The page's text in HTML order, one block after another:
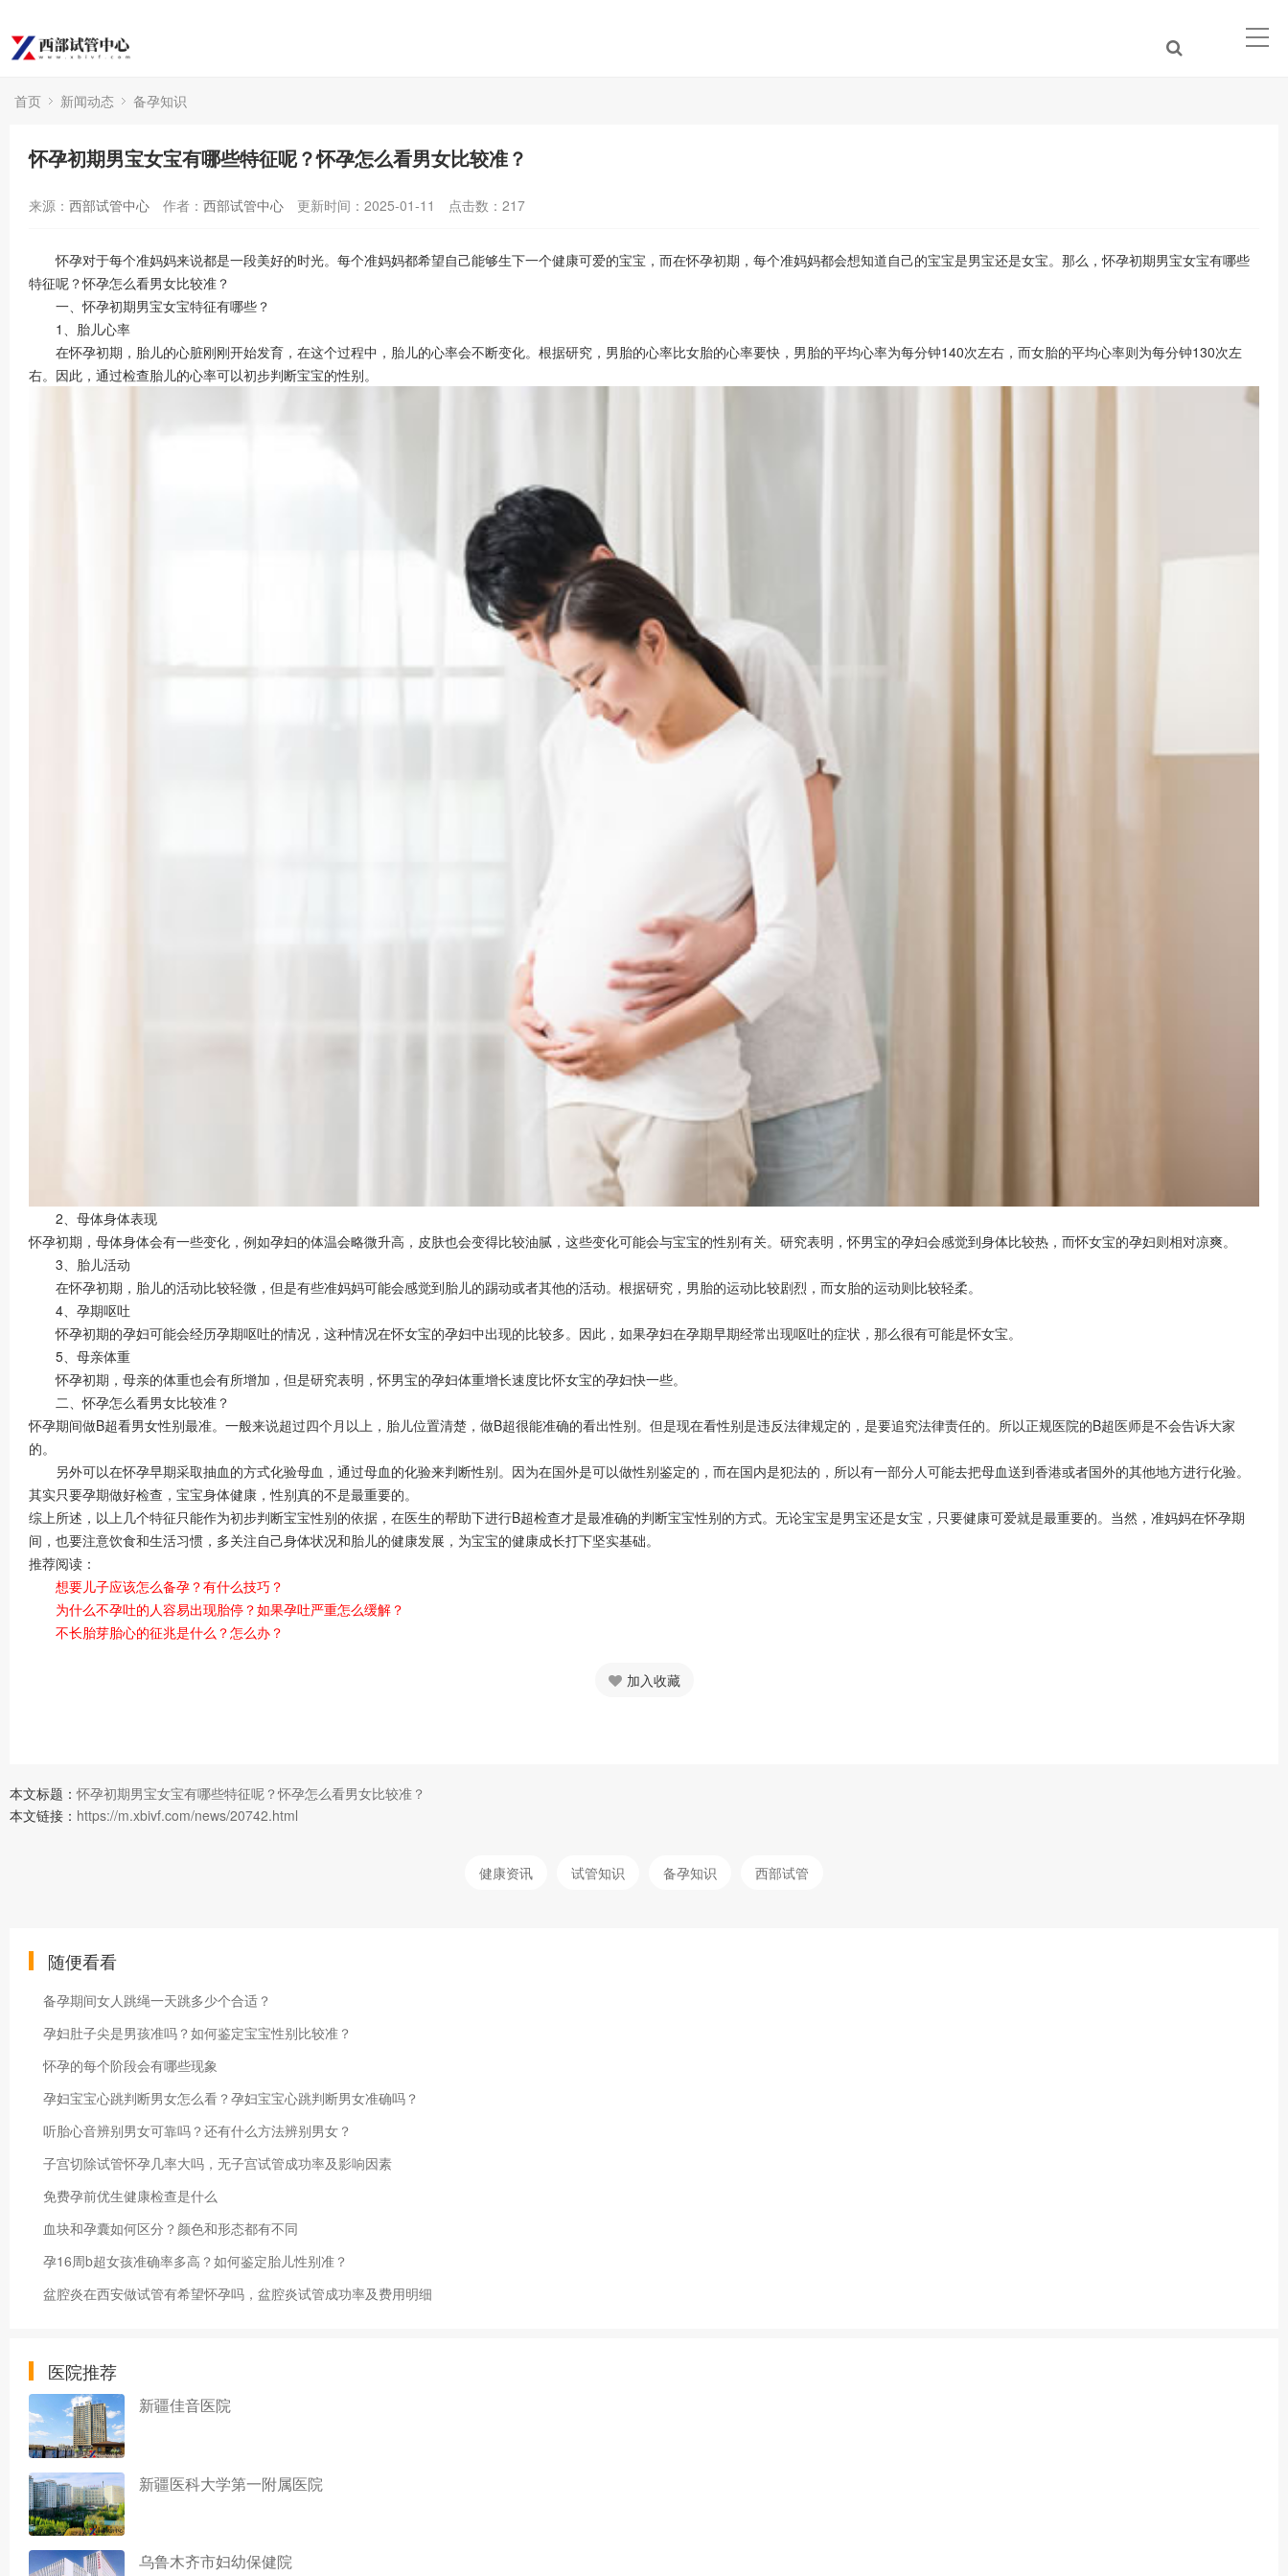
首页 新闻动态 备孕知识
怀孕初期男宝女宝有哪些特征呢？怀孕怎么看男女比较准？
来源： 西部试管中心 作者： 西部试管中心 更新时间：2025-01-11 点击数： 217
怀孕对于每个准妈妈来说都是一段美好的时光。每个准妈妈都希望自己能够生下一个健康可爱的宝宝，而在怀孕初期，每个准妈妈都会想知道自己的宝宝是男宝还是女宝。那么，怀孕初期男宝女宝有哪些
特征呢？怀孕怎么看男女比较准？
一、怀孕初期男宝女宝特征有哪些？
1、胎儿心率
在怀孕初期，胎儿的心脏刚刚开始发育，在这个过程中，胎儿的心率会不断变化。根据研究，男胎的心率比女胎的心率要快，男胎的平均心率为每分钟140次左右，而女胎的平均心率则为每分钟130次左
右。因此，通过检查胎儿的心率可以初步判断宝宝的性别。
2、母体身体表现
怀孕初期，母体身体会有一些变化，例如孕妇的体温会略微升高，皮肤也会变得比较油腻，这些变化可能会与宝宝的性别有关。研究表明，怀男宝的孕妇会感觉到身体比较热，而怀女宝的孕妇则相对凉爽。
3、胎儿活动
在怀孕初期，胎儿的活动比较轻微，但是有些准妈妈可能会感觉到胎儿的踢动或者其他的活动。根据研究，男胎的运动比较剧烈，而女胎的运动则比较轻柔。
4、孕期呕吐
怀孕初期的孕妇可能会经历孕期呕吐的情况，这种情况在怀女宝的孕妇中出现的比较多。因此，如果孕妇在孕期早期经常出现呕吐的症状，那么很有可能是怀女宝。
5、母亲体重
怀孕初期，母亲的体重也会有所增加，但是研究表明，怀男宝的孕妇体重增长速度比怀女宝的孕妇快一些。
二、怀孕怎么看男女比较准？
怀孕期间做B超看男女性别最准。一般来说超过四个月以上，胎儿位置清楚，做B超很能准确的看出性别。但是现在看性别是违反法律规定的，是要追究法律责任的。所以正规医院的B超医师是不会告诉大家
的。
另外可以在怀孕早期采取抽血的方式化验母血，通过母血的化验来判断性别。因为在国外是可以做性别鉴定的，而在国内是犯法的，所以有一部分人可能去把母血送到香港或者国外的其他地方进行化验。
其实只要孕期做好检查，宝宝身体健康，性别真的不是最重要的。
综上所述，以上几个特征只能作为初步判断宝宝性别的依据，在医生的帮助下进行B超检查才是最准确的判断宝宝性别的方式。无论宝宝是男宝还是女宝，只要健康可爱就是最重要的。当然，准妈妈在怀孕期
间，也要注意饮食和生活习惯，多关注自己身体状况和胎儿的健康发展，为宝宝的健康成长打下坚实基础。
推荐阅读：
想要儿子应该怎么备孕？有什么技巧？
为什么不孕吐的人容易出现胎停？如果孕吐严重怎么缓解？
不长胎芽胎心的征兆是什么？怎么办？
加入收藏
本文标题：怀孕初期男宝女宝有哪些特征呢？怀孕怎么看男女比较准？
本文链接： https://m.xbivf.com/news/20742.html
健康资讯 试管知识 备孕知识 西部试管
随便看看
备孕期间女人跳绳一天跳多少个合适？
孕妇肚子尖是男孩准吗？如何鉴定宝宝性别比较准？
怀孕的每个阶段会有哪些现象
孕妇宝宝心跳判断男女怎么看？孕妇宝宝心跳判断男女准确吗？
听胎心音辨别男女可靠吗？还有什么方法辨别男女？
子宫切除试管怀孕几率大吗，无子宫试管成功率及影响因素
免费孕前优生健康检查是什么
血块和孕囊如何区分？颜色和形态都有不同
孕16周b超女孩准确率多高？如何鉴定胎儿性别准？
盆腔炎在西安做试管有希望怀孕吗，盆腔炎试管成功率及费用明细
医院推荐
新疆佳音医院
新疆医科大学第一附属医院
乌鲁木齐市妇幼保健院